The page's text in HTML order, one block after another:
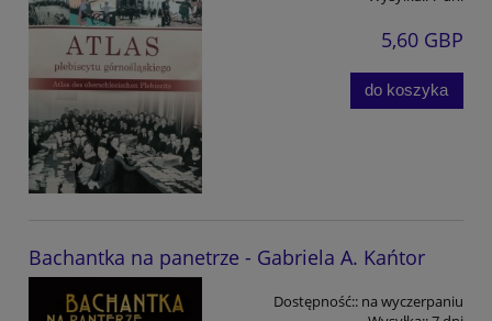
5,60 GBP
do koszyka
Bachantka na panetrze - Gabriela A. Kańtor
Dostępność:: na wyczerpaniu